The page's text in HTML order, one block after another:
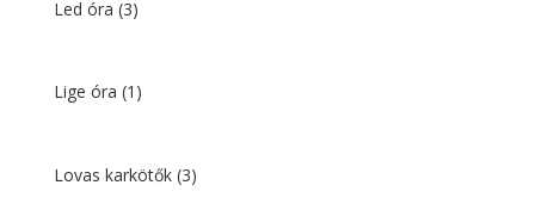
Led óra (3)
Lige óra (1)
Lovas karkötők (3)